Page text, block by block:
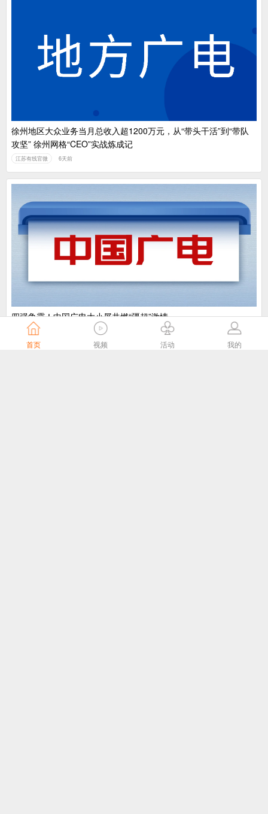
徐州地区大众业务当月总收入超1200万元，从“带头干活”到“带队
攻坚” 徐州网格“CEO”实战炼成记
江苏有线官微 6天前
​四强争霸！中国广电大小屏共燃“疆超”激情
中国广电
首页 视频 活动 我的